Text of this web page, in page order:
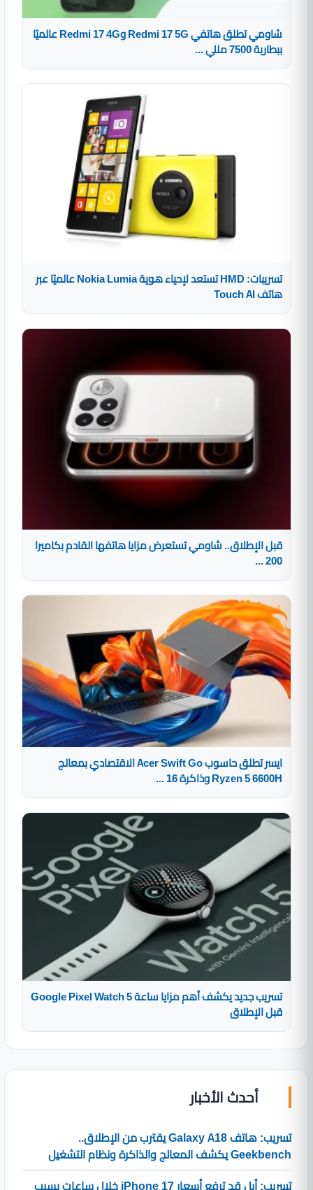
شاومي تطلق هاتفي Redmi 17 5G وRedmi 17 4G عالميًا
ببطارية 7500 مللي ...
تسريبات: HMD تستعد لإحياء هوية Nokia Lumia عالميًا عبر
هاتف Touch AI
قبل الإطلاق.. شاومي تستعرض مزايا هاتفها القادم بكاميرا
200 ...
ايسر تطلق حاسوب Acer Swift Go الاقتصادي بمعالج
Ryzen 5 6600H وذاكرة 16 ...
تسريب جديد يكشف أهم مزايا ساعة Google Pixel Watch 5
قبل الإطلاق
أحدث الأخبار
تسريب: هاتف Galaxy A18 يقترب من الإطلاق..
Geekbench يكشف المعالج والذاكرة ونظام التشغيل